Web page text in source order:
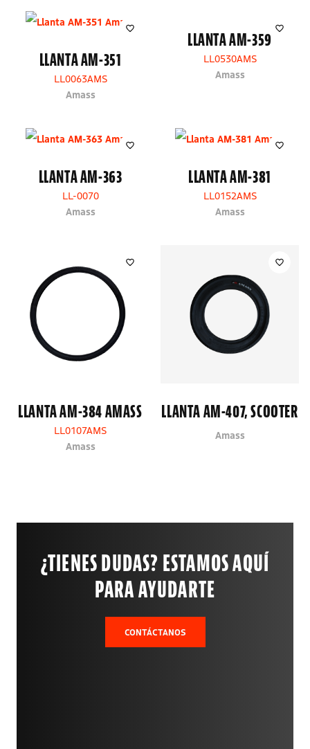
LLANTA AM-351
LL0063AMS
Amass
LLANTA AM-359
LL0530AMS
Amass
LLANTA AM-363
LL-0070
Amass
LLANTA AM-381
LL0152AMS
Amass
LLANTA AM-384 AMASS
LL0107AMS
Amass
LLANTA AM-407, SCOOTER
Amass
¿TIENES DUDAS? ESTAMOS AQUÍ
PARA AYUDARTE
CONTÁCTANOS